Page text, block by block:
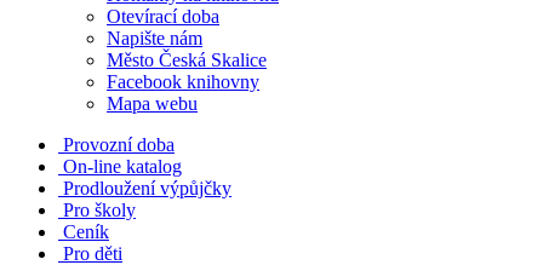
Otevírací doba
Napište nám
Město Česká Skalice
Facebook knihovny
Mapa webu
Provozní doba
On-line katalog
Prodloužení výpůjčky
Pro školy
Ceník
Pro děti